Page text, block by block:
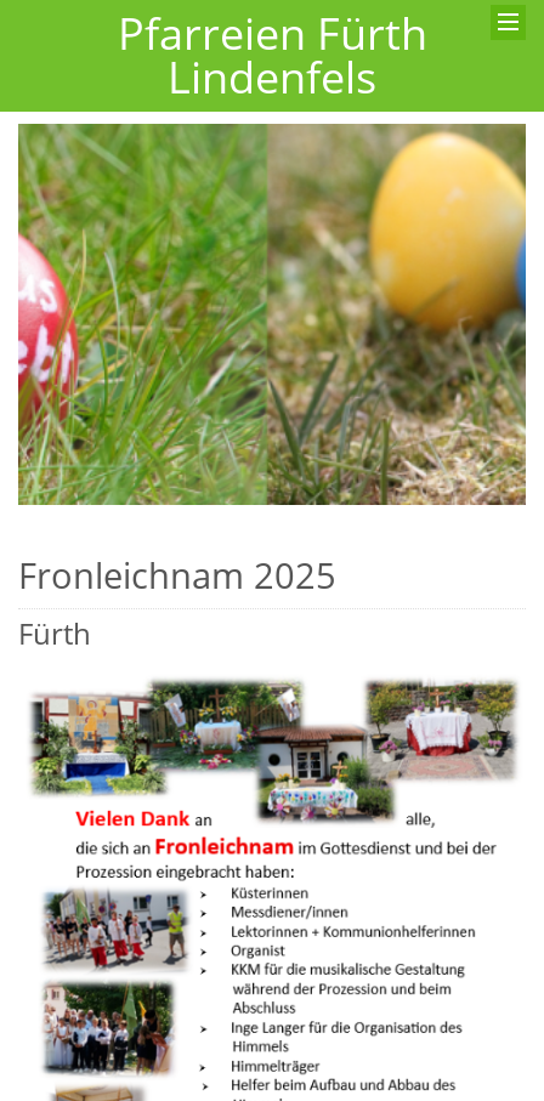
Pfarreien Fürth
Lindenfels
Fronleichnam 2025
Fürth